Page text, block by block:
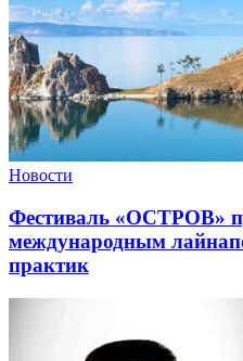
Новости
Фестиваль «ОСТРОВ»
международным
практик